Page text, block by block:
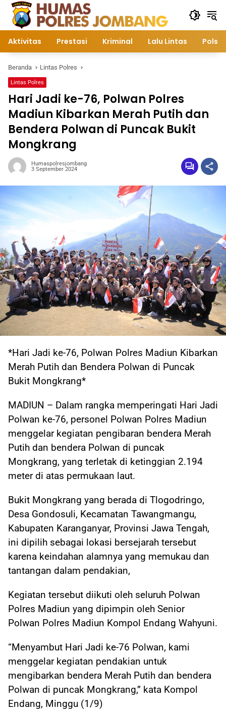
Langsung
konten
Aktivitas Prestasi Kriminal Lalu Lintas
Beranda Lintas Polres
Lintas Polres
Hari Jadi ke-76, Polwan Polres
Madiun Kibarkan Merah Putih dan
Bendera Polwan di Puncak Bukit
Mongkrang
Humaspolresjombang
3 September 2024
*Hari Jadi ke-76, Polwan Polres Madiun Kibarkan
Merah Putih dan Bendera Polwan di Puncak
Bukit Mongkrang*
MADIUN – Dalam rangka memperingati Hari Jadi
Polwan ke-76, personel Polwan Polres Madiun
menggelar kegiatan pengibaran bendera Merah
Putih dan bendera Polwan di puncak
Mongkrang, yang terletak di ketinggian 2.194
meter di atas permukaan laut.
Bukit Mongkrang yang berada di Tlogodringo,
Desa Gondosuli, Kecamatan Tawangmangu,
Kabupaten Karanganyar, Provinsi Jawa Tengah,
ini dipilih sebagai lokasi bersejarah tersebut
karena keindahan alamnya yang memukau dan
tantangan dalam pendakian,
Kegiatan tersebut diikuti oleh seluruh Polwan
Polres Madiun yang dipimpin oleh Senior
Polwan Polres Madiun Kompol Endang Wahyuni.
“Menyambut Hari Jadi ke-76 Polwan, kami
menggelar kegiatan pendakian untuk
mengibarkan bendera Merah Putih dan bendera
Polwan di puncak Mongkrang,” kata Kompol
Endang, Minggu (1/9)